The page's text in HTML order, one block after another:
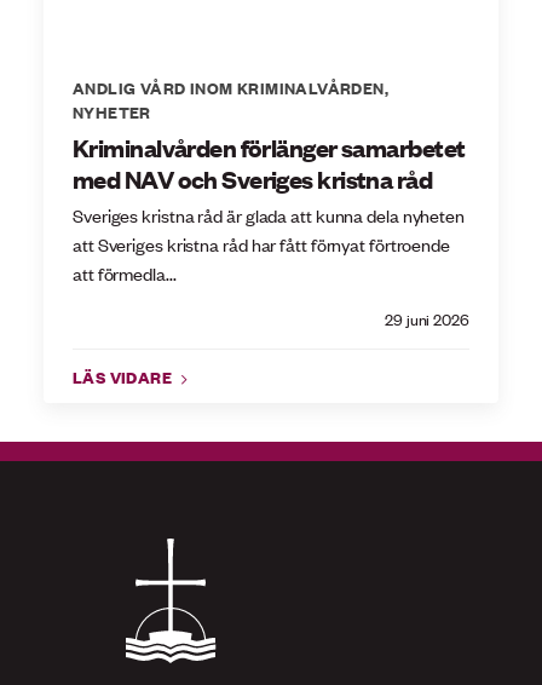
ANDLIG VÅRD INOM KRIMINALVÅRDEN,
NYHETER
Kriminalvården förlänger samarbetet
med NAV och Sveriges kristna råd
29 juni 2026
Sveriges kristna råd är glada att kunna dela nyheten
att Sveriges kristna råd har fått förnyat förtroende
att förmedla...
LÄS VIDARE